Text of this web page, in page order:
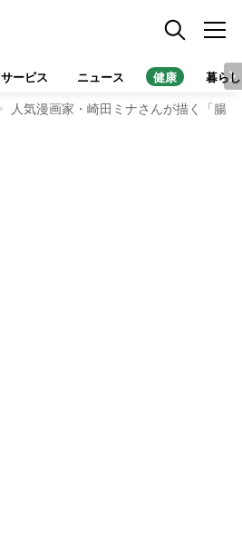
サービス ニュース 健康 暮らし
人気漫画家・崎田ミナさんが描く「腸